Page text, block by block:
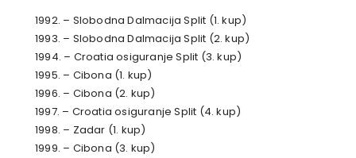
1992. – Slobodna Dalmacija Split (1. kup)
1993. – Slobodna Dalmacija Split (2. kup)
1994. – Croatia osiguranje Split (3. kup)
1995. – Cibona (1. kup)
1996. – Cibona (2. kup)
1997. – Croatia osiguranje Split (4. kup)
1998. – Zadar (1. kup)
1999. – Cibona (3. kup)